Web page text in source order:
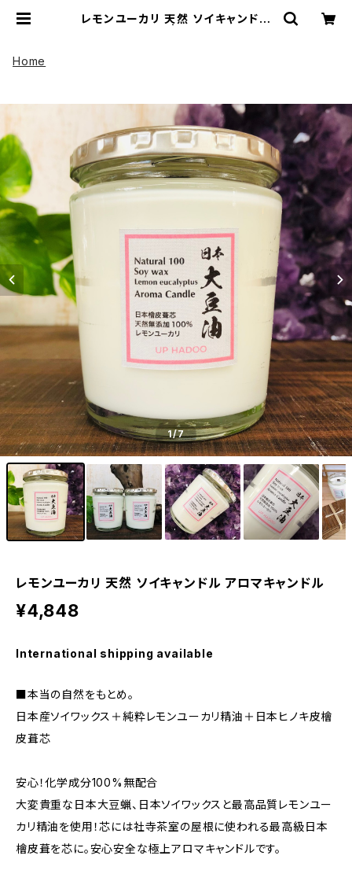
レモンユーカリ 天然 ソイキャンドル
Home
1/7
レモンユーカリ 天然 ソイキャンドル アロマキャンドル
¥4,848
International shipping available
■本当の自然をもとめ。
日本産ソイワックス＋純粋レモンユーカリ精油＋日本ヒノキ皮檜
皮葺芯
安心！化学成分100%無配合
大変貴重な日本大豆蝋、日本ソイワックスと最高品質レモンユー
カリ精油を使用！芯には社寺茶室の屋根に使われる最高級日本
檜皮葺を芯に。安心安全な極上アロマキャンドルです。